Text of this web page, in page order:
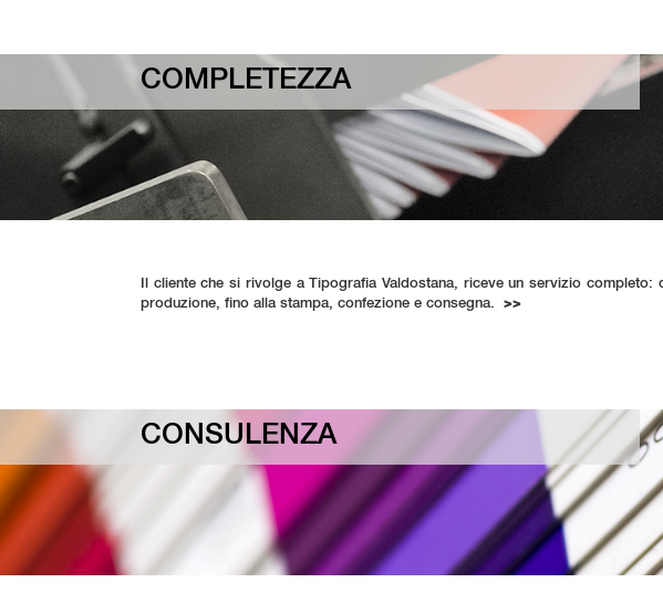
COMPLETEZZA
Il cliente che si rivolge a Tipografia Valdostana, riceve un servizio
produzione, fino alla stampa, confezione e consegna. >>
CONSULENZA